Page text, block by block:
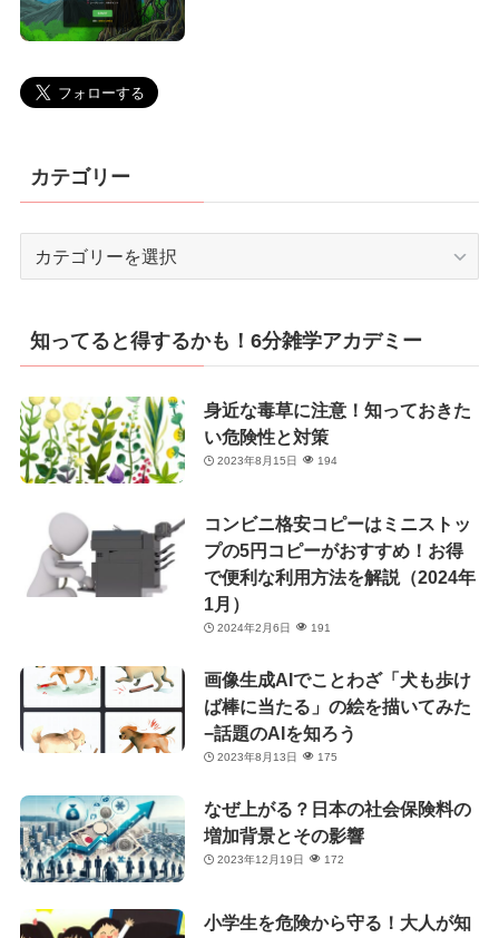
カテゴリー
リ
ー
知ってると得するかも！6分雑学アカデミー
身近な毒草に注意！知っておきた
い危険性と対策
2023年8月15日 194
コンビニ格安コピーはミニストッ
プの5円コピーがおすすめ！お得
で便利な利用方法を解説（2024年
1月）
2024年2月6日 191
画像生成AIでことわざ「犬も歩け
ば棒に当たる」の絵を描いてみた
−話題のAIを知ろう
2023年8月13日 175
なぜ上がる？日本の社会保険料の
増加背景とその影響
2023年12月19日 172
小学生を危険から守る！大人が知